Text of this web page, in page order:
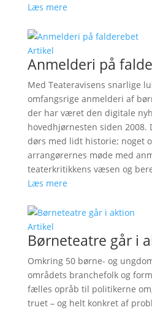
Læs mere
Artikel
Anmelderi på
Med Teateravisens snarlige
omfangsrige anmelderi af
der har været den digitale
hovedhjørnesten siden 2008.
dørs med lidt historie; noget
arrangørernes møde med
teaterkritikkens væsen og
Læs mere
Artikel
Børneteatre går i
Omkring 50 børne- og
områdets branchefolk og
fælles opråb til politikerne
truet – og helt konkret af